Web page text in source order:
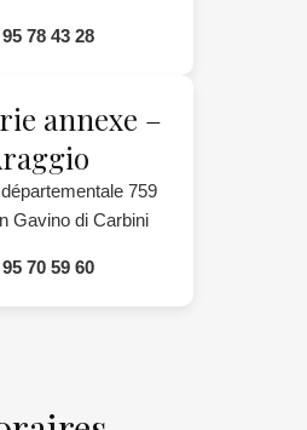
78 43 28
annexe –
759
Gavino di Carbini
70 59 60